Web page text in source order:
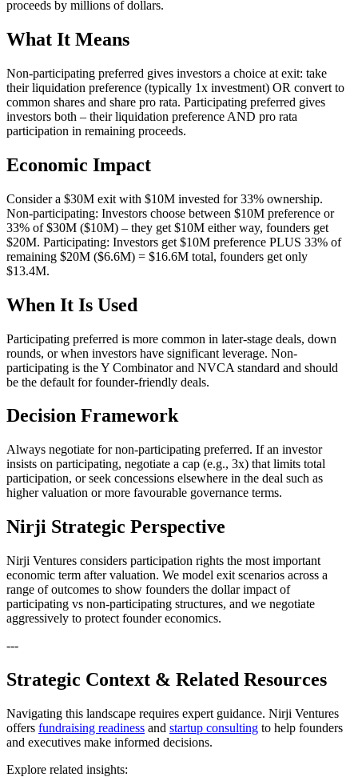
proceeds by millions of dollars.
What It Means
Non-participating preferred gives investors a choice at exit: take
their liquidation preference (typically 1x investment) OR convert to
common shares and share pro rata. Participating preferred gives
investors both – their liquidation preference AND pro rata
participation in remaining proceeds.
Economic Impact
Consider a $30M exit with $10M invested for 33% ownership.
Non-participating: Investors choose between $10M preference or
33% of $30M ($10M) – they get $10M either way, founders get
$20M. Participating: Investors get $10M preference PLUS 33% of
remaining $20M ($6.6M) = $16.6M total, founders get only
$13.4M.
When It Is Used
Participating preferred is more common in later-stage deals, down
rounds, or when investors have significant leverage. Non-
participating is the Y Combinator and NVCA standard and should
be the default for founder-friendly deals.
Decision Framework
Always negotiate for non-participating preferred. If an investor
insists on participating, negotiate a cap (e.g., 3x) that limits total
participation, or seek concessions elsewhere in the deal such as
higher valuation or more favourable governance terms.
Nirji Strategic Perspective
Nirji Ventures considers participation rights the most important
economic term after valuation. We model exit scenarios across a
range of outcomes to show founders the dollar impact of
participating vs non-participating structures, and we negotiate
aggressively to protect founder economics.
---
Strategic Context & Related Resources
Navigating this landscape requires expert guidance. Nirji Ventures
offers fundraising readiness and startup consulting to help founders
and executives make informed decisions.
Explore related insights: